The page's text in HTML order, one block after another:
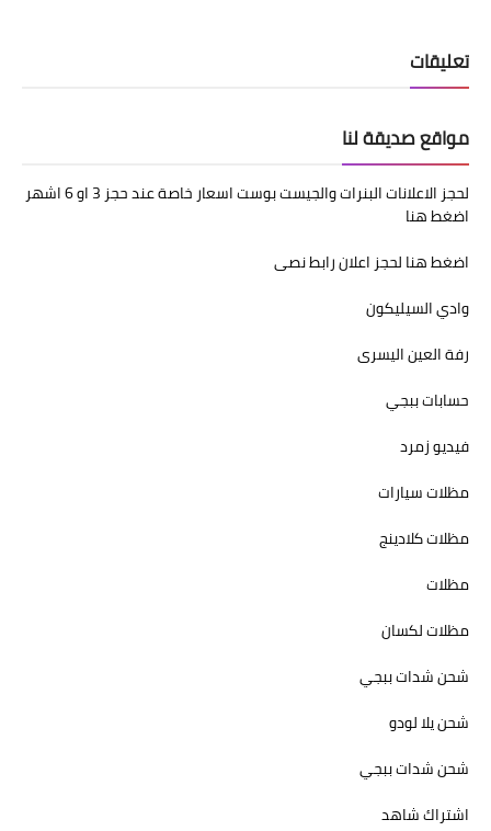
تعليقات
مواقع صديقة لنا
لحجز الاعلانات البنرات والجيست بوست اسعار خاصة عند حجز 3 او 6 اشهر
اضغط هنا
اضغط هنا لحجز اعلان رابط نصى
وادي السيليكون
رفة العين اليسرى
حسابات ببجي
فيديو زمرد
مظلات سيارات
مظلات كلادينج
مظلات
مظلات لكسان
شحن شدات ببجي
شحن يلا لودو
شحن شدات ببجي
اشتراك شاهد